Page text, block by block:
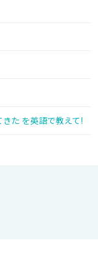
た を英語で教えて!